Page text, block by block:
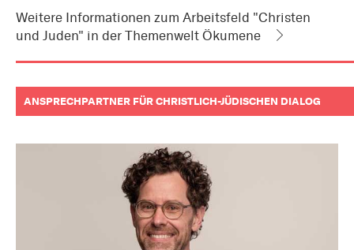
zum
Artikel
Weitere Informationen zum Arbeitsfeld "Christen
und Juden" in der Themenwelt Ökumene
ANSPRECHPARTNER FÜR CHRISTLICH-JÜDISCHEN DIALOG